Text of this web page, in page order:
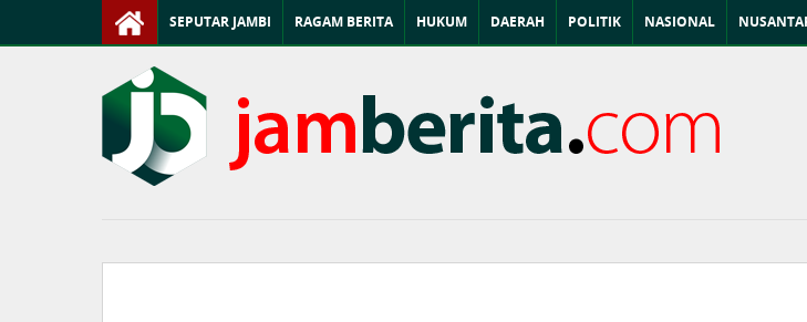
SEPUTAR JAMBI RAGAM BERITA HUKUM DAERAH POLITIK NASIONAL